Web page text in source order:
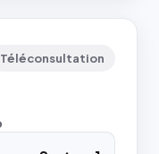
Téléconsultation